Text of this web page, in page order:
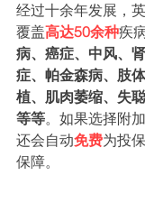
经过十余年发展，
覆盖高达50余种疾
病、癌症、中风、
症、帕金森病、肢
植、肌肉萎缩、失
等等。如果选择附
还会自动免费为投
保障。